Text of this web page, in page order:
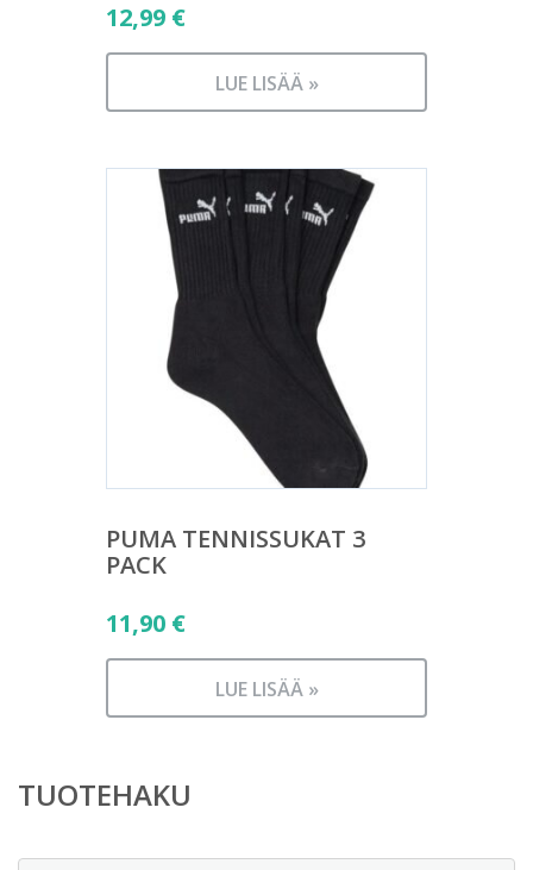
12,99 €
LUE LISÄÄ »
PUMA TENNISSUKAT 3
PACK
11,90 €
LUE LISÄÄ »
TUOTEHAKU